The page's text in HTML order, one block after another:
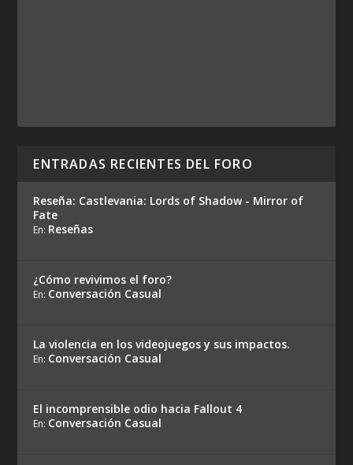
ENTRADAS RECIENTES DEL FORO
Reseña: Castlevania: Lords of Shadow - Mirror of
Fate
En: Reseñas
¿Cómo revivimos el foro?
En: Conversación Casual
La violencia en los videojuegos y sus impactos.
En: Conversación Casual
El incomprensible odio hacia Fallout 4
En: Conversación Casual